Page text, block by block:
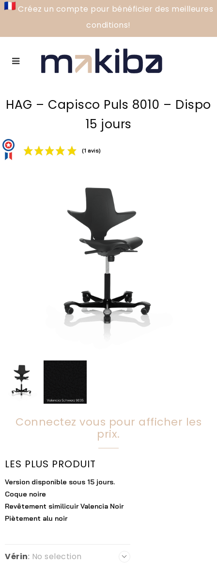
Créez un compte pour bénéficier des meilleures
conditions!
HAG – Capisco Puls 8010 – Dispo
15 jours
(1 avis)
Connectez vous pour afficher les
prix.
LES PLUS PRODUIT
Version disponible sous 15 jours.
Coque noire
Revêtement similicuir Valencia Noir
Piètement alu noir
Vérin: No selection